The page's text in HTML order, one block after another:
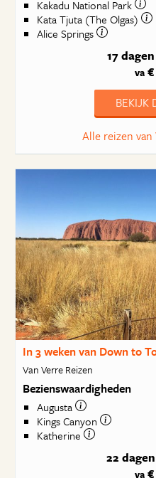
Kakadu National Park
Kata Tjuta (The Olgas)
Alice Springs
17 dagen
va
BEKIJK
Alle reizen van
In 3 weken van Down to
Van Verre Reizen
Bezienswaardigheden
Augusta
Kings Canyon
Katherine
22 dagen
va